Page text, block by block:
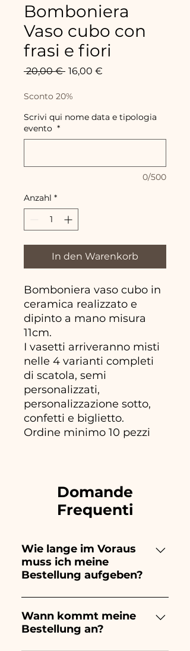
Bomboniera
Vaso cubo con
frasi e fiori
20,00 € Standardpreis
16,00 €
Sconto 20%
Scrivi qui nome data e tipologia
evento *
0/500
Anzahl *
In den Warenkorb
Bomboniera vaso cubo in
ceramica realizzato e
dipinto a mano misura
11cm.
I vasetti arriveranno misti
nelle 4 varianti completi
di scatola, semi
personalizzati,
personalizzazione sotto,
confetti e biglietto.
Ordine minimo 10 pezzi
Domande
Frequenti
Wie lange im Voraus
muss ich meine
Bestellung aufgeben?
Ceramiche Ania kreiert und
bemalt vollständig von Hand,
daher dauert ihre Herstellung
Wann kommt meine
Bestellung an?